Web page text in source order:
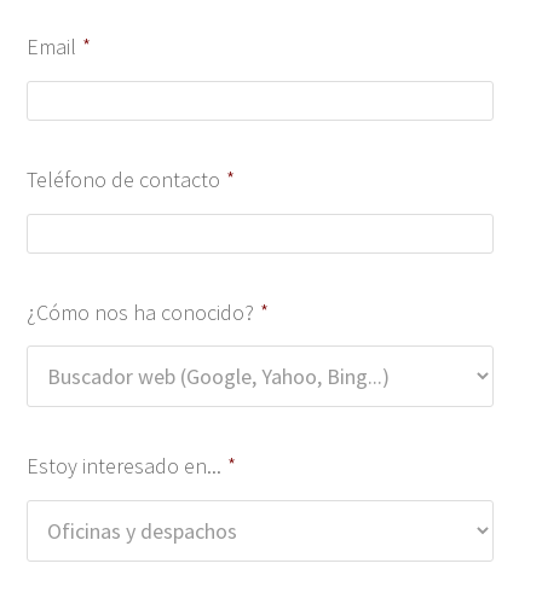
Email *
Teléfono de contacto *
¿Cómo nos ha conocido? *
Estoy interesado en... *